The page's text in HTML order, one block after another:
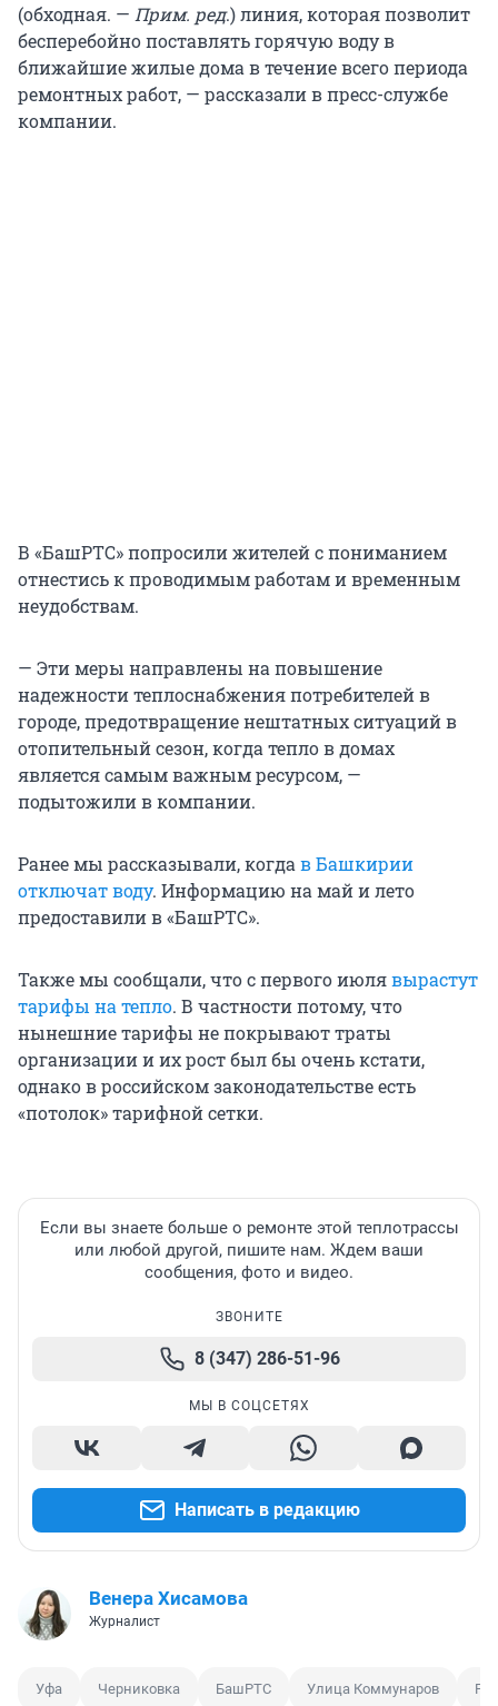
(обходная. — Прим. ред.) линия, которая позволит
бесперебойно поставлять горячую воду в
ближайшие жилые дома в течение всего периода
ремонтных работ, — рассказали в пресс-службе
компании.
В «БашРТС» попросили жителей с пониманием
отнестись к проводимым работам и временным
неудобствам.
— Эти меры направлены на повышение
надежности теплоснабжения потребителей в
городе, предотвращение нештатных ситуаций в
отопительный сезон, когда тепло в домах
является самым важным ресурсом, —
подытожили в компании.
Ранее мы рассказывали, когдав Башкирии
отключат воду. Информацию на май и лето
предоставили в «БашРТС».
Также мы сообщали, что с первого июлявырастут
тарифы на тепло. В частности потому, что
нынешние тарифы не покрывают траты
организации и их рост был бы очень кстати,
однако в российском законодательстве есть
«потолок» тарифной сетки.
Если вы знаете больше о ремонте этой теплотрассы
или любой другой, пишите нам. Ждем ваши
сообщения, фото и видео.
ЗВОНИТЕ
8 (347) 286-51-96
МЫ В СОЦСЕТЯХ
Написать в редакцию
Венера Хисамова
Журналист
Уфа Черниковка БашРТС Улица Коммунаров